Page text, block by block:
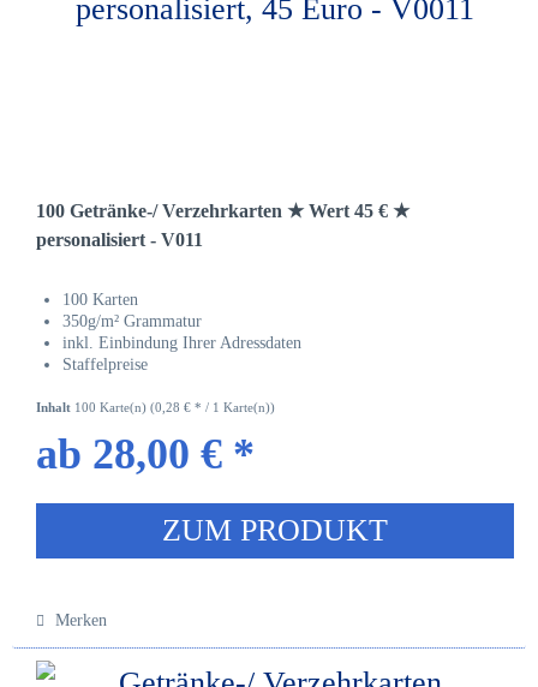
100 Getränke-/ Verzehrkarten ★ Wert 45 € ★
personalisiert - V011
100 Karten
350g/m² Grammatur
inkl. Einbindung Ihrer Adressdaten
Staffelpreise
Inhalt 100 Karte(n) (0,28 € * / 1 Karte(n))
ab 28,00 € *
ZUM PRODUKT
Merken